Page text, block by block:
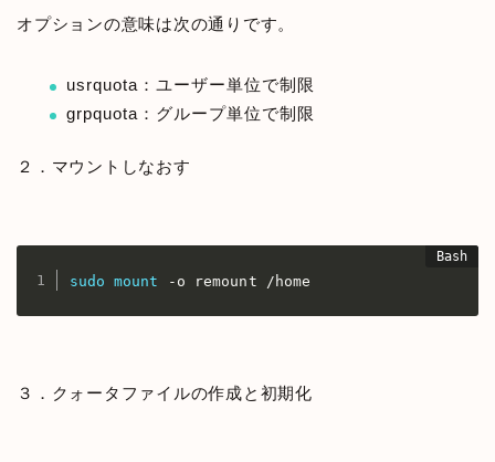
オプションの意味は次の通りです。
usrquota：ユーザー単位で制限
grpquota：グループ単位で制限
２．マウントしなおす
sudo mount -o remount /home
３．クォータファイルの作成と初期化